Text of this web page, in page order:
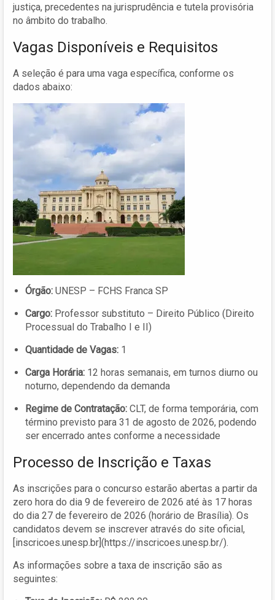
justiça, precedentes na jurisprudência e tutela provisória
no âmbito do trabalho.
Vagas Disponíveis e Requisitos
A seleção é para uma vaga específica, conforme os
dados abaixo:
Órgão: UNESP – FCHS Franca SP
Cargo: Professor substituto – Direito Público (Direito
Processual do Trabalho I e II)
Quantidade de Vagas: 1
Carga Horária: 12 horas semanais, em turnos diurno ou
noturno, dependendo da demanda
Regime de Contratação: CLT, de forma temporária, com
término previsto para 31 de agosto de 2026, podendo
ser encerrado antes conforme a necessidade
Processo de Inscrição e Taxas
As inscrições para o concurso estarão abertas a partir da
zero hora do dia 9 de fevereiro de 2026 até às 17 horas
do dia 27 de fevereiro de 2026 (horário de Brasília). Os
candidatos devem se inscrever através do site oficial,
[inscricoes.unesp.br](https://inscricoes.unesp.br/).
As informações sobre a taxa de inscrição são as
seguintes: